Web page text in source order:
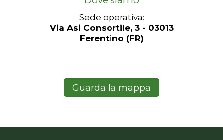
Sede operativa:
Via Asi Consortile, 3 - 03013
Ferentino (FR)
Guarda la mappa